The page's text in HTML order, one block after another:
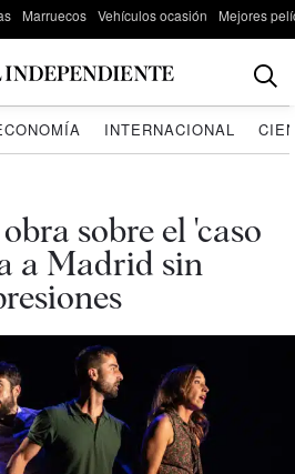
Marruecos Vehículos ocasión Mejores
INTERNACIONAL
sobre el 'caso
a Madrid sin